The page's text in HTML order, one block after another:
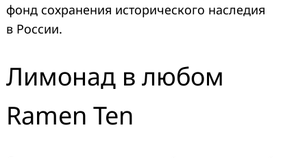
фонд сохранения исторического наследия
в России.
Лимонад в любом
Ramen Ten